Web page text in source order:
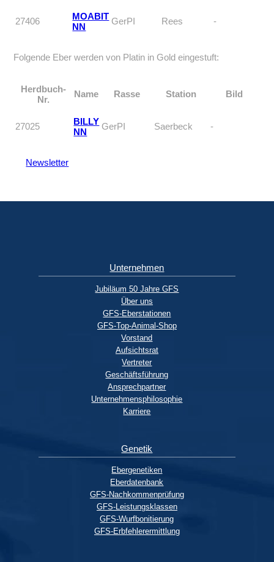
27406
MOABIT
NN
GerPI Rees -
Folgende Eber werden von Platin in Gold eingestuft:
Herdbuch-
Nr.
Name Rasse Station Bild
27025
BILLY
NN
GerPI Saerbeck -
Newsletter
Unternehmen
Jubiläum 50 Jahre GFS
Über uns
GFS-Eberstationen
GFS-Top-Animal-Shop
Vorstand
Aufsichtsrat
Vertreter
Geschäftsführung
Ansprechpartner
Unternehmensphilosophie
Karriere
Genetik
Ebergenetiken
Eberdatenbank
GFS-Nachkommenprüfung
GFS-Leistungsklassen
GFS-Wurfbonitierung
GFS-Erbfehlerermittlung